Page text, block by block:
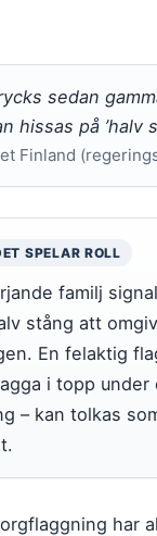
sedan
hissas på ’halv
Finland
SPELAR ROLL
familj
stång att
En felaktig
i topp under
– kan tolkas
har